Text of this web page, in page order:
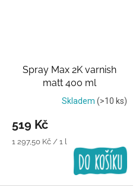
Spray Max 2K varnish
matt 400 ml
Transparentní lak
Skladem (>10 ks)
519 Kč
Měrná
1 297,50 Kč / 1 l